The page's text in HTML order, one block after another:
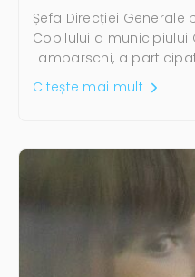
Șefa Direcției Generale
Copilului a municipiului
Lambarschi, a
Citește mai mult